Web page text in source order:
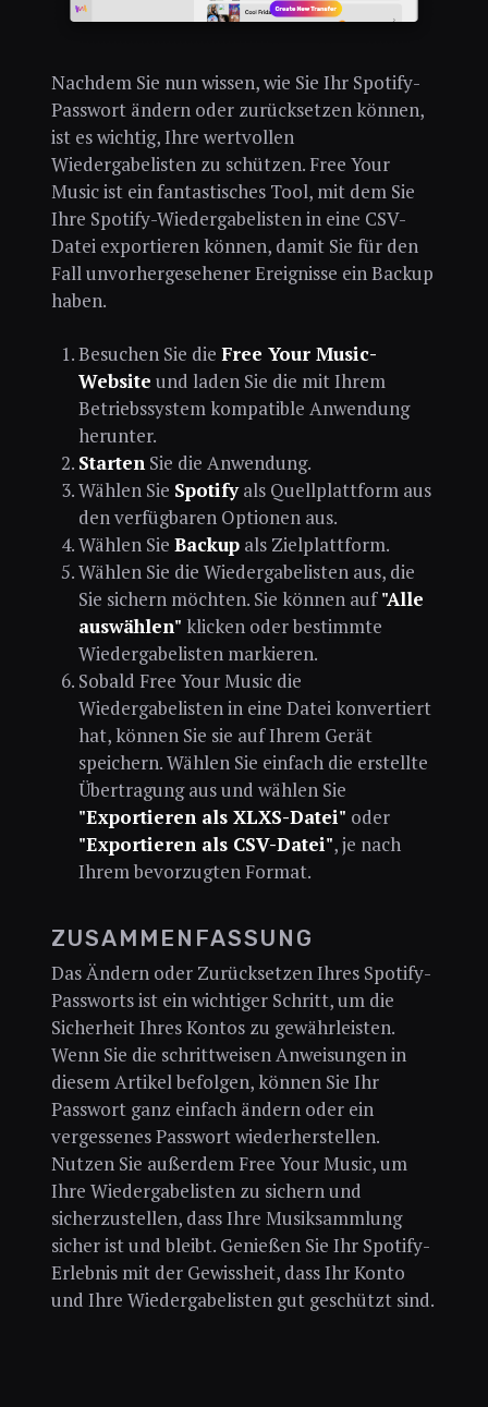
Nachdem Sie nun wissen, wie Sie Ihr Spotify-
Passwort ändern oder zurücksetzen können,
ist es wichtig, Ihre wertvollen
Wiedergabelisten zu schützen. Free Your
Music ist ein fantastisches Tool, mit dem Sie
Ihre Spotify-Wiedergabelisten in eine CSV-
Datei exportieren können, damit Sie für den
Fall unvorhergesehener Ereignisse ein Backup
haben.
Besuchen Sie die Free Your Music-
Website und laden Sie die mit Ihrem
Betriebssystem kompatible Anwendung
herunter.
StartenSie die Anwendung.
Wählen Sie Spotifyals Quellplattform aus
den verfügbaren Optionen aus.
Wählen Sie Backupals Zielplattform.
Wählen Sie die Wiedergabelisten aus, die
Sie sichern möchten. Sie können auf"Alle
auswählen" klicken oder bestimmte
Wiedergabelisten markieren.
Sobald Free Your Music die
Wiedergabelisten in eine Datei konvertiert
hat, können Sie sie auf Ihrem Gerät
speichern. Wählen Sie einfach die erstellte
Übertragung aus und wählen Sie
"Exportieren als XLXS-Datei" oder
"Exportieren als CSV-Datei", je nach
Ihrem bevorzugten Format.
ZUSAMMENFASSUNG
Das Ändern oder Zurücksetzen Ihres Spotify-
Passworts ist ein wichtiger Schritt, um die
Sicherheit Ihres Kontos zu gewährleisten.
Wenn Sie die schrittweisen Anweisungen in
diesem Artikel befolgen, können Sie Ihr
Passwort ganz einfach ändern oder ein
vergessenes Passwort wiederherstellen.
Nutzen Sie außerdem Free Your Music, um
Ihre Wiedergabelisten zu sichern und
sicherzustellen, dass Ihre Musiksammlung
sicher ist und bleibt. Genießen Sie Ihr Spotify-
Erlebnis mit der Gewissheit, dass Ihr Konto
und Ihre Wiedergabelisten gut geschützt sind.